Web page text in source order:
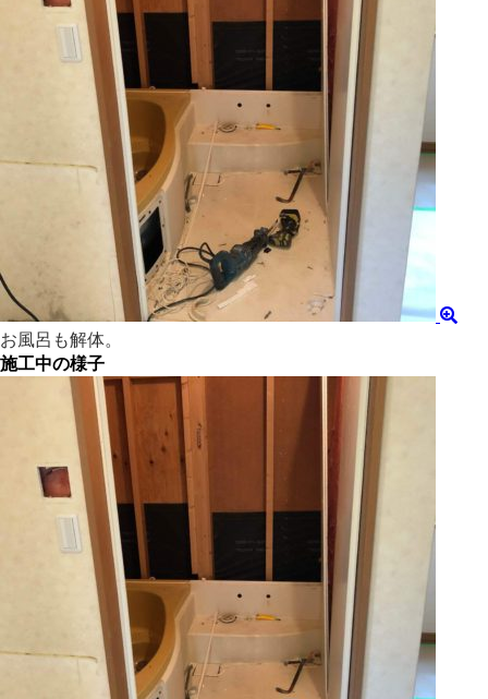
お風呂も解体。
施工中の様子